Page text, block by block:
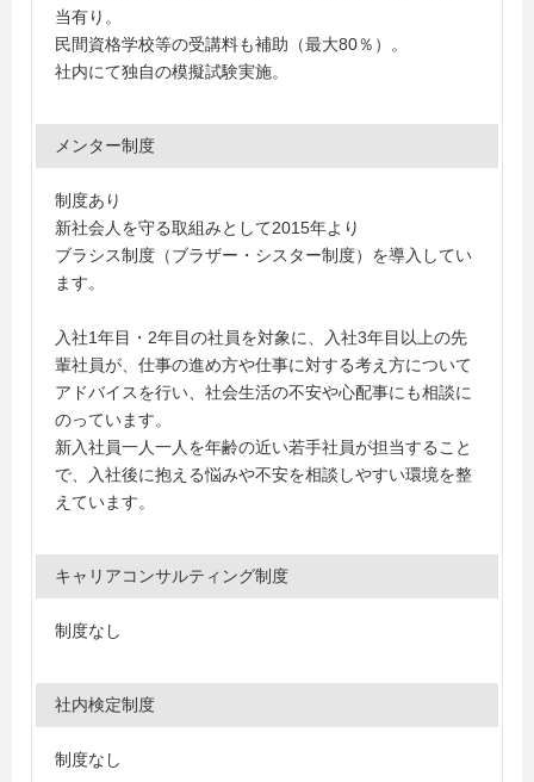
当有り。
民間資格学校等の受講料も補助（最大80％）。
社内にて独自の模擬試験実施。
メンター制度
制度あり
新社会人を守る取組みとして2015年より
ブラシス制度（ブラザー・シスター制度）を導入してい
ます。
入社1年目・2年目の社員を対象に、入社3年目以上の先
輩社員が、仕事の進め方や仕事に対する考え方について
アドバイスを行い、社会生活の不安や心配事にも相談に
のっています。
新入社員一人一人を年齢の近い若手社員が担当すること
で、入社後に抱える悩みや不安を相談しやすい環境を整
えています。
キャリアコンサルティング制度
制度なし
社内検定制度
制度なし